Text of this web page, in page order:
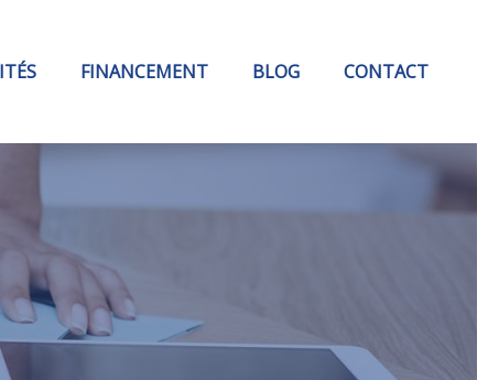
FINANCEMENT BLOG CONTACT